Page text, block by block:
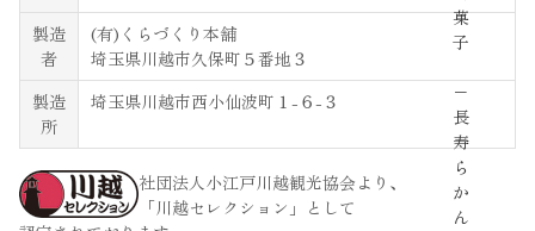
菓
子
−
長
寿
ら
か
ん
製造
者
(有)くらづくり本舗
埼玉県川越市久保町５番地３
製造
所
埼玉県川越市西小仙波町１-６-３
社団法人小江戸川越観光協会より、
「川越セレクション」として